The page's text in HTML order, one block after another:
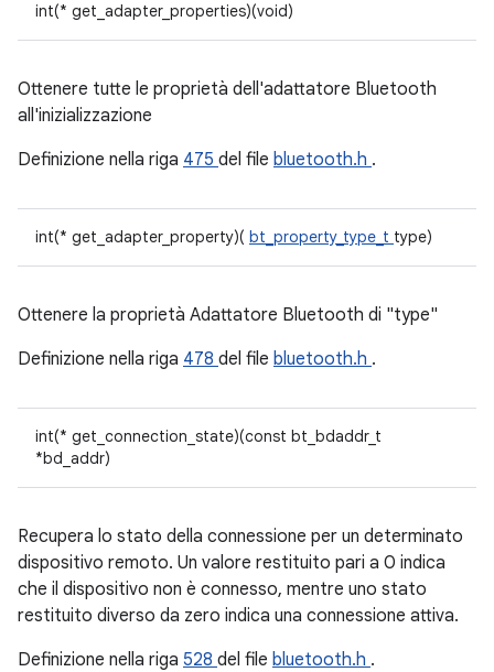
int(* get_adapter_properties)(void)
Ottenere tutte le proprietà dell'adattatore Bluetooth
all'inizializzazione
Definizione nella riga 475 del file bluetooth.h .
int(* get_adapter_property)( bt_property_type_t type)
Ottenere la proprietà Adattatore Bluetooth di "type"
Definizione nella riga 478 del file bluetooth.h .
int(* get_connection_state)(const bt_bdaddr_t
*bd_addr)
Recupera lo stato della connessione per un determinato
dispositivo remoto. Un valore restituito pari a 0 indica
che il dispositivo non è connesso, mentre uno stato
restituito diverso da zero indica una connessione attiva.
Definizione nella riga 528 del file bluetooth.h .